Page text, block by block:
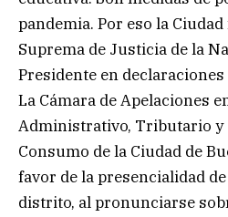
pandemia. Por eso la
Suprema de Justicia de la
Presidente en
La Cámara de Apelaciones
Administrativo, Tributario y
Consumo de la Ciudad de
favor de la presencialidad
distrito, al pronunciarse